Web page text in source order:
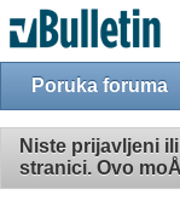
Poruka foruma
Niste prijavljeni
stranici. Ovo